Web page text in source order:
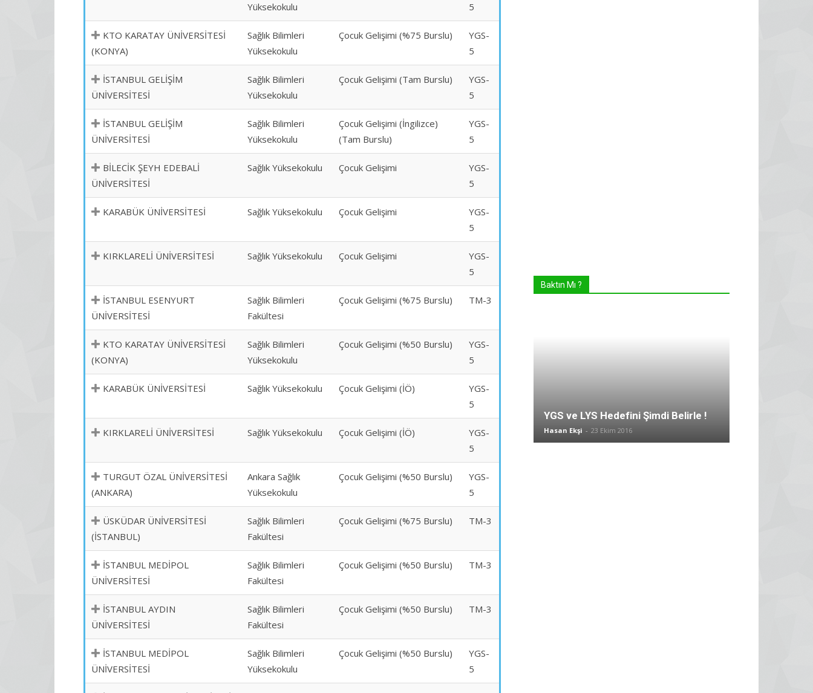
Yüksekokulu
5
KTO KARATAY ÜNİVERSİTESİ
(KONYA)
Sağlık Bilimleri
Yüksekokulu
Çocuk Gelişimi (%75 Burslu)
YGS-
5
İSTANBUL GELİŞİM
ÜNİVERSİTESİ
Sağlık Bilimleri
Yüksekokulu
Çocuk Gelişimi (Tam Burslu)
YGS-
5
İSTANBUL GELİŞİM
ÜNİVERSİTESİ
Sağlık Bilimleri
Yüksekokulu
Çocuk Gelişimi (İngilizce)
(Tam Burslu)
YGS-
5
BİLECİK ŞEYH EDEBALİ
ÜNİVERSİTESİ
Sağlık Yüksekokulu Çocuk Gelişimi
YGS-
5
KARABÜK ÜNİVERSİTESİ Sağlık Yüksekokulu Çocuk Gelişimi
YGS-
5
KIRKLARELİ ÜNİVERSİTESİ Sağlık Yüksekokulu Çocuk Gelişimi
YGS-
5
İSTANBUL ESENYURT
ÜNİVERSİTESİ
Sağlık Bilimleri
Fakültesi
Çocuk Gelişimi (%75 Burslu) TM-3
KTO KARATAY ÜNİVERSİTESİ
(KONYA)
Sağlık Bilimleri
Yüksekokulu
Çocuk Gelişimi (%50 Burslu)
YGS-
5
KARABÜK ÜNİVERSİTESİ Sağlık Yüksekokulu Çocuk Gelişimi (İÖ)
YGS-
5
KIRKLARELİ ÜNİVERSİTESİ Sağlık Yüksekokulu Çocuk Gelişimi (İÖ)
YGS-
5
TURGUT ÖZAL ÜNİVERSİTESİ
(ANKARA)
Ankara Sağlık
Yüksekokulu
Çocuk Gelişimi (%50 Burslu)
YGS-
5
ÜSKÜDAR ÜNİVERSİTESİ
(İSTANBUL)
Sağlık Bilimleri
Fakültesi
Çocuk Gelişimi (%75 Burslu) TM-3
İSTANBUL MEDİPOL
ÜNİVERSİTESİ
Sağlık Bilimleri
Fakültesi
Çocuk Gelişimi (%50 Burslu) TM-3
İSTANBUL AYDIN
ÜNİVERSİTESİ
Sağlık Bilimleri
Fakültesi
Çocuk Gelişimi (%50 Burslu) TM-3
İSTANBUL MEDİPOL
ÜNİVERSİTESİ
Sağlık Bilimleri
Yüksekokulu
Çocuk Gelişimi (%50 Burslu)
YGS-
5
Baktın Mı ?
YGS ve LYS Hedefini Şimdi Belirle !
Hasan Ekşi - 23 Ekim 2016